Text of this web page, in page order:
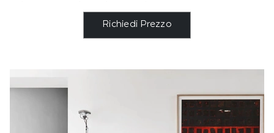
Richiedi Prezzo